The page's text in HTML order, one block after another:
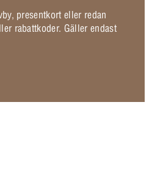
presentkort eller redan
rabattkoder. Gäller endast